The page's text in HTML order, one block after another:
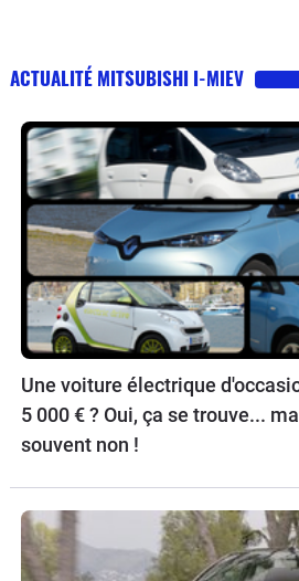
ACTUALITÉ MITSUBISHI I-MIEV
Une voiture électrique
5 000 € ? Oui, ça se trouve...
souvent non !